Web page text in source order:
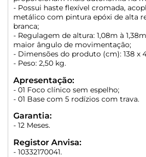
- Possui haste flexível cromada,
metálico com pintura epóxi de alta
branca;
- Regulagem de altura: 1,08m à
maior ângulo de movimentação;
- Dimensões do produto (cm): 138 x
- Peso: 2,50 kg.
Apresentação:
- 01 Foco clínico sem espelho;
- 01 Base com 5 rodízios com trava.
Garantia:
- 12 Meses.
Registor Anvisa:
- 10332170041.